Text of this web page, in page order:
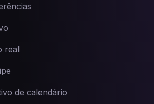
real
de calendário